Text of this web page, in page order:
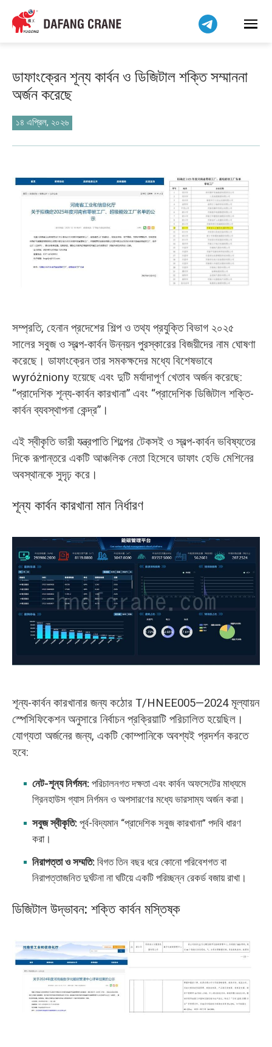
ডাফাংক্রেন শূন্য কার্বন ও ডিজিটাল শক্তি সম্মাননা
অর্জন করেছে
১৪ এপ্রিল, ২০২৬
সম্প্রতি, হেনান প্রদেশের শিল্প ও তথ্য প্রযুক্তি বিভাগ ২০২৫
সালের সবুজ ও স্বল্প-কার্বন উন্নয়ন পুরস্কারের বিজয়ীদের নাম ঘোষণা
করেছে। ডাফাংক্রেন তার সমকক্ষদের মধ্যে বিশেষভাবে
wyróżniony হয়েছে এবং দুটি মর্যাদাপূর্ণ খেতাব অর্জন করেছে:
“প্রাদেশিক শূন্য-কার্বন কারখানা” এবং “প্রাদেশিক ডিজিটাল শক্তি-
কার্বন ব্যবস্থাপনা কেন্দ্র”।
এই স্বীকৃতি ভারী যন্ত্রপাতি শিল্পের টেকসই ও স্বল্প-কার্বন ভবিষ্যতের
দিকে রূপান্তরে একটি আঞ্চলিক নেতা হিসেবে ডাফাং হেভি মেশিনের
অবস্থানকে সুদৃঢ় করে।
শূন্য কার্বন কারখানা মান নির্ধারণ
শূন্য-কার্বন কারখানার জন্য কঠোর T/HNEE005—2024 মূল্যায়ন
স্পেসিফিকেশন অনুসারে নির্বাচন প্রক্রিয়াটি পরিচালিত হয়েছিল।
যোগ্যতা অর্জনের জন্য, একটি কোম্পানিকে অবশ্যই প্রদর্শন করতে
হবে:
নেট-শূন্য নির্গমন:পরিচালনগত দক্ষতা এবং কার্বন অফসেটের মাধ্যমে
গ্রিনহাউস গ্যাস নির্গমন ও অপসারণের মধ্যে ভারসাম্য অর্জন করা।
সবুজ স্বীকৃতি:পূর্ব-বিদ্যমান “প্রাদেশিক সবুজ কারখানা” পদবি ধারণ
করা।
নিরাপত্তা ও সম্মতি:বিগত তিন বছর ধরে কোনো পরিবেশগত বা
নিরাপত্তাজনিত দুর্ঘটনা না ঘটিয়ে একটি পরিচ্ছন্ন রেকর্ড বজায় রাখা।
ডিজিটাল উদ্ভাবন: শক্তি কার্বন মস্তিষ্ক
हिन्दी
Bahasa Indonesia
简体中文
فارسی
Pilipino
اردو
Čeština
Беларуская мова
Kiswahili
Dansk
Norsk